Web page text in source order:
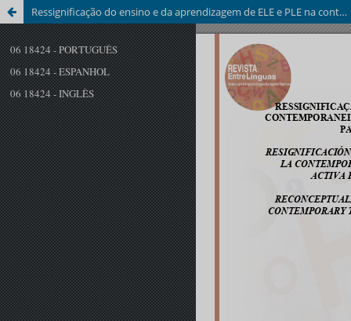
Ressignificação do ensino e da aprendizagem de ELE e PLE na contemporaneidade